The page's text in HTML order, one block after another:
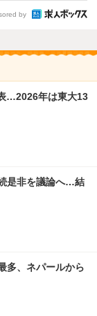
by
…2026年は東大13
是非を議論へ…結
多、ネパールから